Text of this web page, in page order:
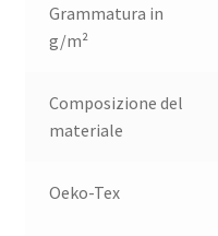
Grammatura in
g/m²
Composizione del
materiale
Oeko-Tex